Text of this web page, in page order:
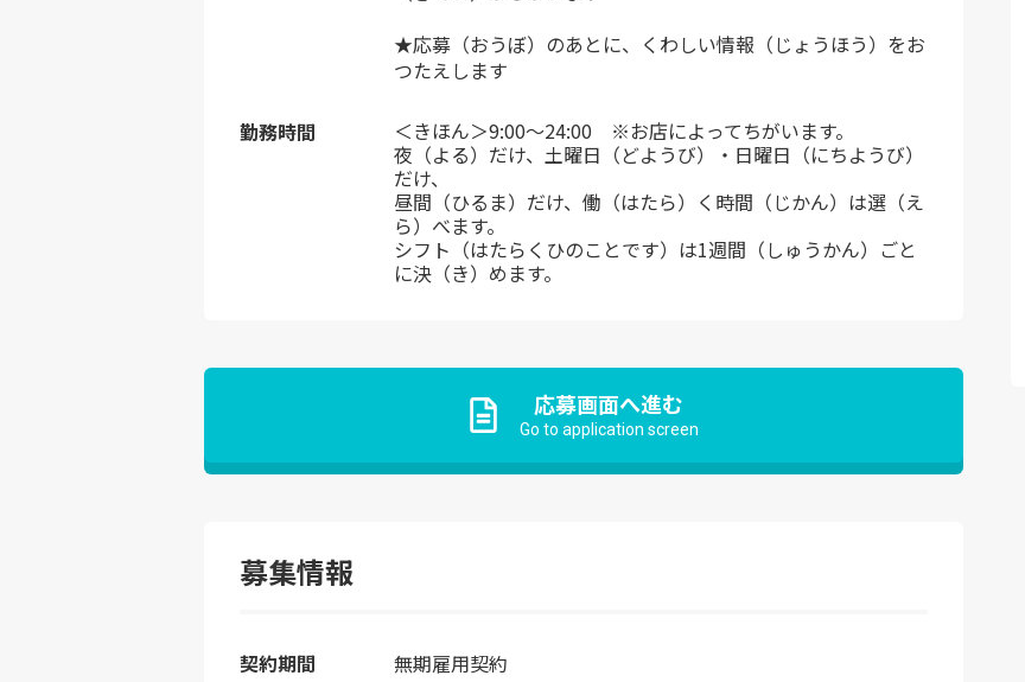
★応募（おうぼ）のあとに、くわしい情報（じょうほう）をお
つたえします
勤務時間
＜きほん＞9:00～24:00 ※お店によってちがいます。
夜（よる）だけ、土曜日（どようび）・日曜日（にちようび）
だけ、
昼間（ひるま）だけ、働（はたら）く時間（じかん）は選（え
ら）べます。
シフト（はたらくひのことです）は1週間（しゅうかん）ごと
に決（き）めます。
応募画面へ進む
Go to application screen
募集情報
契約期間 無期雇用契約